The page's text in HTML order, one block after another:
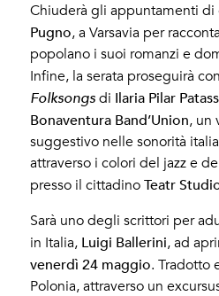
Chiuderà gli appuntamenti di
Pugno, a Varsavia per
popolano i suoi romanzi e
Infine, la serata proseguirà
Folksongs di Ilaria Pilar
Bonaventura Band’Union, un
suggestivo nelle sonorità
attraverso i colori del jazz e
presso il cittadinoTeatr
Sarà uno degli scrittori per
in Italia, Luigi Ballerini, ad
venerdì 24 maggio. Tradotto
Polonia, attraverso un